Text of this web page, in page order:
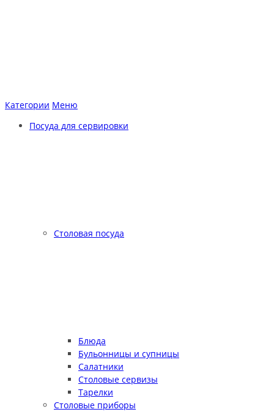
Категории Меню
Посуда для сервировки
Столовая посуда
Блюда
Бульонницы и супницы
Салатники
Столовые сервизы
Тарелки
Столовые приборы